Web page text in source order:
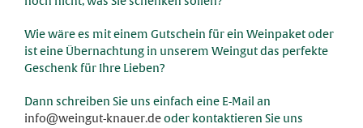
Wie wäre es mit einem Gutschein für ein Weinpaket oder
ist eine Übernachtung in unserem Weingut das perfekte
Geschenk für Ihre Lieben?
Dann schreiben Sie uns einfach eine E-Mail an
info@weingut-knauer.deoder kontaktieren Sie uns